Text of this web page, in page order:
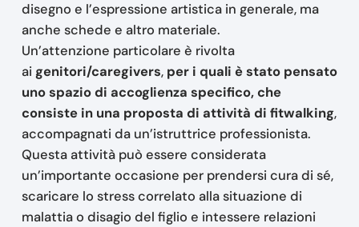
disegno e l’espressione artistica in generale, ma
anche schede e altro materiale.
Un’attenzione particolare è rivolta
ai genitori/caregivers, per i quali è stato pensato
uno spazio di accoglienza specifico, che
consiste in una proposta di attività di fitwalking,
accompagnati da un’istruttrice professionista.
Questa attività può essere considerata
un’importante occasione per prendersi cura di sé,
scaricare lo stress correlato alla situazione di
malattia o disagio del figlio e intessere relazioni